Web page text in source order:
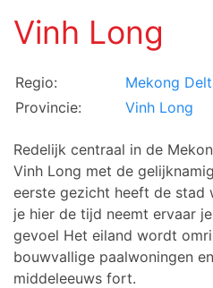
Vinh Long
Regio:
Mekong
Provincie:
Vinh Long
Redelijk centraal in de
Vinh Long met de
eerste gezicht heeft de stad
je hier de tijd neemt ervaar
gevoel Het eiland wordt
bouwvallige paalwoningen
middeleeuws fort.